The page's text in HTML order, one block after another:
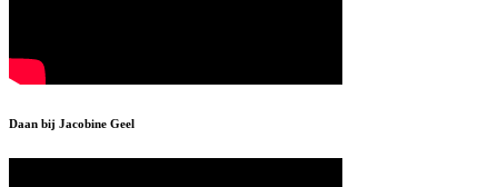
Daan bij Jacobine Geel